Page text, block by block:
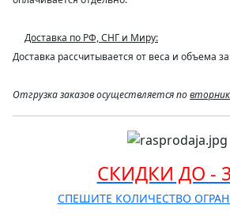
Доставка по РФ, СНГ и Миру:
Доставка рассчитывается от веса и объема
Отгрузка заказов осуществляется по
СКИДКИ ДО -
СПЕШИТЕ КОЛИЧЕСТВО